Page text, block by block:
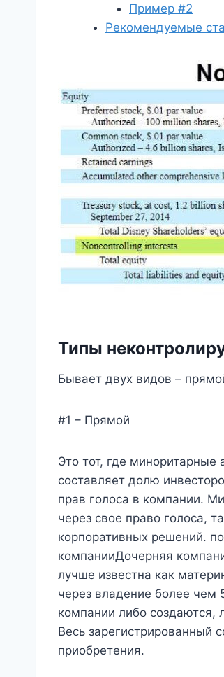
Пример #2
Рекомендуемые
Типы
Бывает двух видов –
#1 – Прямой
Это тот, где
составляет долю
прав голоса в компании.
через свое право голоса,
корпоративных решений.
компанииДочерняя
лучше известна как
через владение более чем
компании либо создаются,
Весь зарегистрированный
приобретения.